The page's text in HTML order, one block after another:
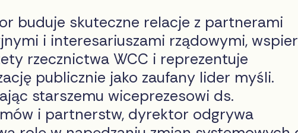
buduje skuteczne relacje z partnerami
i interesariuszami rządowymi,
rzecznictwa WCC i reprezentuje
publicznie jako zaufany lider myśli.
starszemu wiceprezesowi ds.
i partnerstw, dyrektor odgrywa